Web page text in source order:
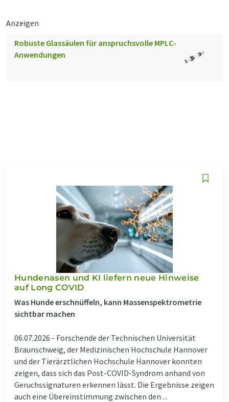
Anzeigen
Robuste Glassäulen für anspruchsvolle MPLC-
Anwendungen
Hundenasen und KI liefern neue Hinweise
auf Long COVID
Was Hunde erschnüffeln, kann Massenspektrometrie
sichtbar machen
06.07.2026 - Forschende der Technischen Universität
Braunschweig, der Medizinischen Hochschule Hannover
und der Tierärztlichen Hochschule Hannover konnten
zeigen, dass sich das Post-COVID-Syndrom anhand von
Geruchssignaturen erkennen lässt. Die Ergebnisse zeigen
auch eine Übereinstimmung zwischen den ...